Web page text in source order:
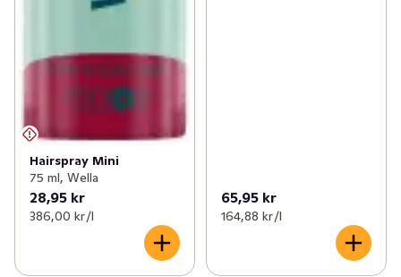
Hairspray Mini
75 ml, Wella
28,95 kr
386,00 kr /l
65,95 kr
164,88 kr /l